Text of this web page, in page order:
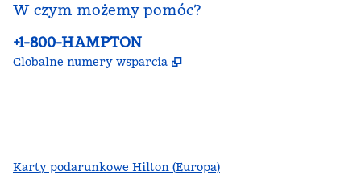
W czym możemy pomóc?
Telefon:
+1-800-HAMPTON
Globalne numery wsparcia ,
Karty podarunkowe Hilton (Europa)